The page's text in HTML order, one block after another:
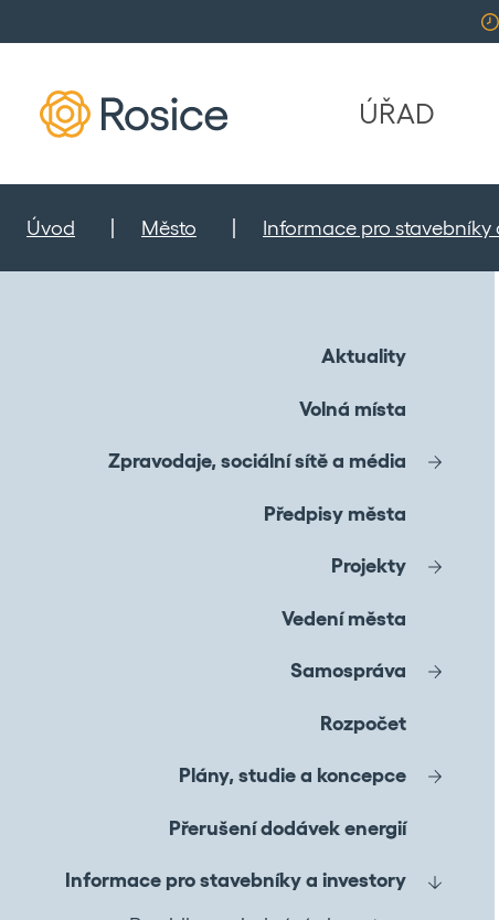
ÚŘAD
Úvod Město Informace pro stavebníky
Aktuality
Volná místa
Zpravodaje, sociální sítě a média
Předpisy města
Projekty
Vedení města
Samospráva
Rozpočet
Plány, studie a koncepce
Přerušení dodávek energií
Informace pro stavebníky a investory